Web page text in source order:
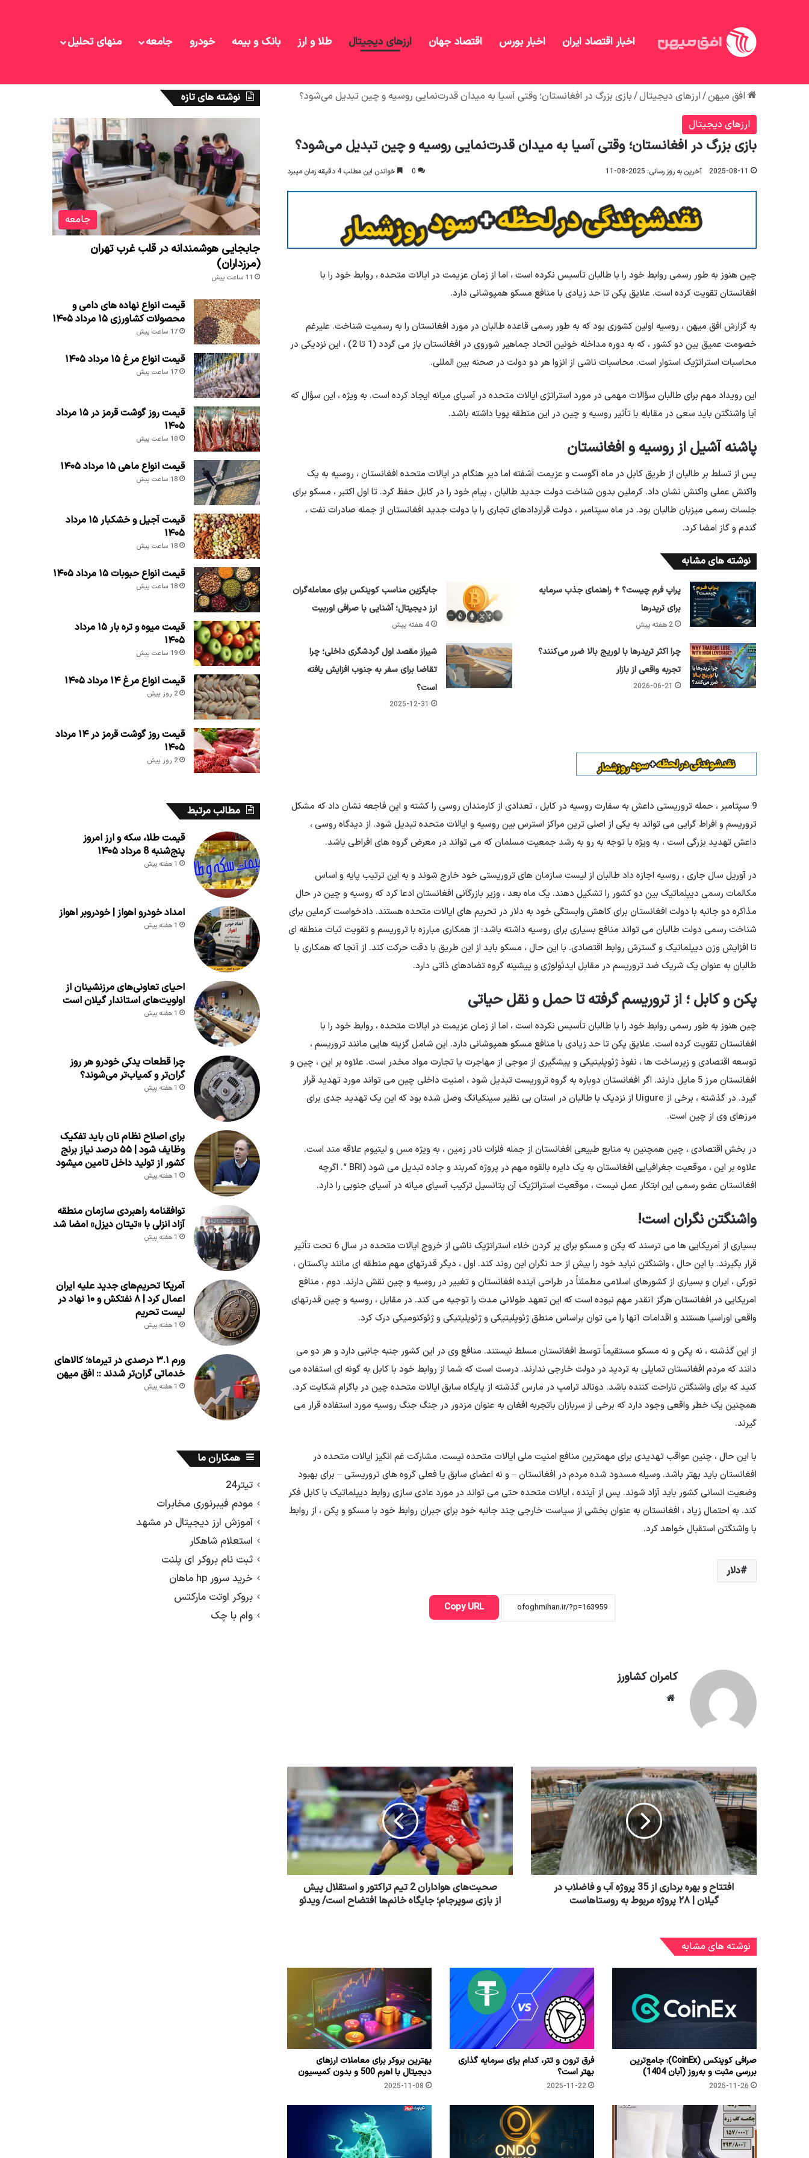
اخبار اقتصاد ایران اخبار بورس اقتصاد جهان ارزهای دیجیتال طلا و ارز بانک و بیمه خودرو جامعه منهای تحلیل
افق میهن/ارزهای دیجیتال/بازی بزرگ در افغانستان؛ وقتی آسیا به میدان قدرت‌نمایی روسیه و چین تبدیل می‌شود؟
ارزهای دیجیتال
بازی بزرگ در افغانستان؛ وقتی آسیا به میدان قدرت‌نمایی روسیه و چین تبدیل می‌شود؟
2025-08-11 آخرین به روز رسانی: 2025-08-11 0 خواندن این مطلب 4 دقیقه زمان میبرد
چین هنوز به طور رسمی روابط خود را با طالبان تأسیس نکرده است ، اما از زمان عزیمت در ایالات متحده ، روابط خود را با
افغانستان تقویت کرده است. علایق پکن تا حد زیادی با منافع مسکو همپوشانی دارد.
به گزارش افق میهن ، روسیه اولین کشوری بود که به طور رسمی قاعده طالبان در مورد افغانستان را به رسمیت شناخت. علیرغم
خصومت عمیق بین دو کشور ، که به دوره مداخله خونین اتحاد جماهیر شوروی در افغانستان باز می گردد (1 تا 2) ، این نزدیکی در
محاسبات استراتژیک استوار است. محاسبات ناشی از انزوا هر دو دولت در صحنه بین المللی.
این رویداد مهم برای طالبان سؤالات مهمی در مورد استراتژی ایالات متحده در آسیای میانه ایجاد کرده است. به ویژه ، این سؤال که
آیا واشنگتن باید سعی در مقابله با تأثیر روسیه و چین در این منطقه پویا داشته باشد.
پاشنه آشیل از روسیه و افغانستان
پس از تسلط بر طالبان از طریق کابل در ماه آگوست و عزیمت آشفته اما دیر هنگام در ایالات متحده افغانستان ، روسیه به یک
واکنش عملی واکنش نشان داد. کرملین بدون شناخت دولت جدید طالبان ، پیام خود را در کابل حفظ کرد. تا اول اکتبر ، مسکو برای
جلسات رسمی میزبان طالبان بود. در ماه سپتامبر ، دولت قراردادهای تجاری را با دولت جدید افغانستان از جمله صادرات نفت ،
گندم و گاز امضا کرد.
نوشته های مشابه
پراپ فرم چیست؟ + راهنمای جذب سرمایه
برای تریدرها
2 هفته پیش
جایگزین مناسب کوینکس برای معامله‌گران
ارز دیجیتال؛ آشنایی با صرافی اوربیت
4 هفته پیش
چرا اکثر تریدرها با لوریج بالا ضرر می‌کنند؟
تجربه واقعی از بازار
2026-06-21
شیراز مقصد اول گردشگری داخلی؛ چرا
تقاضا برای سفر به جنوب افزایش یافته
است؟
2025-12-31
9 سپتامبر ، حمله تروریستی داعش به سفارت روسیه در کابل ، تعدادی از کارمندان روسی را کشته و این فاجعه نشان داد که مشکل
تروریسم و افراط گرایی می تواند به یکی از اصلی ترین مراکز استرس بین روسیه و ایالات متحده تبدیل شود. از دیدگاه روسی ،
داعش تهدید بزرگی است ، به ویژه با توجه به رو به رشد جمعیت مسلمان که می تواند در معرض گروه های افراطی باشد.
در آوریل سال جاری ، روسیه اجازه داد طالبان از لیست سازمان های تروریستی خود خارج شوند و به این ترتیب پایه و اساس
مکالمات رسمی دیپلماتیک بین دو کشور را تشکیل دهند. یک ماه بعد ، وزیر بازرگانی افغانستان ادعا کرد که روسیه و چین در حال
مذاکره دو جانبه با دولت افغانستان برای کاهش وابستگی خود به دلار در تحریم های ایالات متحده هستند. دادخواست کرملین برای
شناخت رسمی دولت طالبان می تواند منافع بسیاری برای روسیه داشته باشد: از همکاری مبارزه با تروریسم و تقویت ثبات منطقه ای
تا افزایش وزن دیپلماتیک و گسترش روابط اقتصادی. با این حال ، مسکو باید از این طریق با دقت حرکت کند. از آنجا که همکاری با
طالبان به عنوان یک شریک ضد تروریسم در مقابل ایدئولوژی و پیشینه گروه تضادهای ذاتی دارد.
پکن و کابل ؛ از تروریسم گرفته تا حمل و نقل حیاتی
چین هنوز به طور رسمی روابط خود را با طالبان تأسیس نکرده است ، اما از زمان عزیمت در ایالات متحده ، روابط خود را با
افغانستان تقویت کرده است. علایق پکن تا حد زیادی با منافع مسکو همپوشانی دارد. این شامل گزینه هایی مانند تروریسم ،
توسعه اقتصادی و زیرساخت ها ، نفوذ ژئوپلیتیکی و پیشگیری از موجی از مهاجرت یا تجارت مواد مخدر است. علاوه بر این ، چین و
افغانستان مرز 5 مایل دارند. اگر افغانستان دوباره به گروه تروریست تبدیل شود ، امنیت داخلی چین می تواند مورد تهدید قرار
گیرد. در گذشته ، برخی از Uigure از نزدیک با طالبان در استان بی نظیر سینکیانگ وصل شده بود که این یک تهدید جدی برای
مرزهای وی از چین است.
در بخش اقتصادی ، چین همچنین به منابع طبیعی افغانستان از جمله فلزات نادر زمین ، به ویژه مس و لیتیوم علاقه مند است.
علاوه بر این ، موقعیت جغرافیایی افغانستان به یک دایره بالقوه مهم در پروژه کمربند و جاده تبدیل می شود (BRI “. اگرچه
افغانستان عضو رسمی این ابتکار عمل نیست ، موقعیت استراتژیک آن پتانسیل ترکیب آسیای میانه در آسیای جنوبی را دارد.
واشنگتن نگران است!
بسیاری از آمریکایی ها می ترسند که پکن و مسکو برای پر کردن خلاء استراتژیک ناشی از خروج ایالات متحده در سال 6 تحت تأثیر
قرار بگیرند. با این حال ، واشنگتن نباید خود را بیش از حد نگران این روند کند. اول ، دیگر قدرتهای مهم منطقه ای مانند پاکستان ،
تورکی ، ایران و بسیاری از کشورهای اسلامی مطمئناً در طراحی آینده افغانستان و تغییر در روسیه و چین نقش دارند. دوم ، منافع
آمریکایی در افغانستان هرگز آنقدر مهم نبوده است که این تعهد طولانی مدت را توجیه می کند. در مقابل ، روسیه و چین قدرتهای
واقعی اوراسیا هستند و اقدامات آنها را می توان براساس منطق ژئوپلیتیکی و ژئوپلیتیکی و ژئوکنومیکی درک کرد.
از این گذشته ، نه پکن و نه مسکو مستقیماً توسط افغانستان مسلط نیستند. منافع وی در این کشور جنبه جانبی دارد و هر دو می
دانند که مردم افغانستان تمایلی به تردید در دولت خارجی ندارند. درست است که شما از روابط خود با کابل به گونه ای استفاده می
کنید که برای واشنگتن ناراحت کننده باشد. دونالد ترامپ در مارس گذشته از پایگاه سابق ایالات متحده چین در باگرام شکایت کرد.
همچنین یک خطر واقعی وجود دارد که برخی از سربازان باتجربه افغان به عنوان مزدور در جنگ جنگ روسیه مورد استفاده قرار می
گیرند.
با این حال ، چنین عواقب تهدیدی برای مهمترین منافع امنیت ملی ایالات متحده نیست. مشارکت غم انگیز ایالات متحده در
افغانستان باید بهتر باشد. وسیله مسدود شده مردم در افغانستان – و نه اعضای سابق یا فعلی گروه های تروریستی – برای بهبود
وضعیت انسانی کشور باید آزاد شوند. پس از آینده ، ایالات متحده حتی می تواند در مورد عادی سازی روابط دیپلماتیک با کابل فکر
کند. به احتمال زیاد ، افغانستان به عنوان بخشی از سیاست خارجی چند جانبه خود برای جبران روابط خود با مسکو و پکن ، از روابط
با واشنگتن استقبال خواهد کرد.
دلار
Copy URL
کامران کشاورز
افتتاح و بهره برداری از 35 پروژه آب و فاضلاب در
گیلان | ۲۸ پروژه مربوط به روستاهاست
صحبت‌های هواداران 2 تیم تراکتور و استقلال پیش
از بازی سوپرجام؛ جایگاه خانم‌ها افتضاح است/ ویدئو
نوشته های مشابه
صرافی کوینکس (CoinEx): جامع‌ترین
بررسی مثبت و به‌روز (آبان 1404)
2025-11-26
فرق ترون و تتر، کدام برای سرمایه گذاری
بهتر است؟
2025-11-22
بهترین بروکر برای معاملات ارزهای
دیجیتال با اهرم 500 و بدون کمیسیون
2025-11-08
نوشته های تازه
جامعه
جابجایی هوشمندانه در قلب غرب تهران
(مرزداران)
11 ساعت پیش
قیمت انواع نهاده های دامی و
محصولات کشاورزی ۱۵ مرداد ۱۴۰۵
17 ساعت پیش
قیمت انواع مرغ ۱۵ مرداد ۱۴۰۵
17 ساعت پیش
قیمت روز گوشت قرمز در ۱۵ مرداد
۱۴۰۵
18 ساعت پیش
قیمت انواع ماهی ۱۵ مرداد ۱۴۰۵
18 ساعت پیش
قیمت آجیل و خشکبار ۱۵ مرداد
۱۴۰۵
18 ساعت پیش
قیمت انواع حبوبات ۱۵ مرداد ۱۴۰۵
18 ساعت پیش
قیمت میوه و تره بار ۱۵ مرداد
۱۴۰۵
19 ساعت پیش
قیمت انواع مرغ ۱۴ مرداد ۱۴۰۵
2 روز پیش
قیمت روز گوشت قرمز در ۱۴ مرداد
۱۴۰۵
2 روز پیش
مطالب مرتبط
قیمت طلا، سکه و ارز امروز
پنج‌شنبه 8 مرداد ۱۴۰۵
1 هفته پیش
امداد خودرو اهواز | خودروبر اهواز
1 هفته پیش
احیای تعاونی‌های مرزنشینان از
اولویت‌های استاندار گیلان است
1 هفته پیش
چرا قطعات یدکی خودرو هر روز
گران‌تر و کمیاب‌تر می‌شوند؟
1 هفته پیش
برای اصلاح نظام نان باید تفکیک
وظایف شود | ۵۵ درصد نیاز برنج
کشور از تولید داخل تامین میشود
1 هفته پیش
توافقنامه راهبردی سازمان منطقه
آزاد انزلی با «تیتان دیزل» امضا شد
1 هفته پیش
آمریکا تحریم‌های جدید علیه ایران
اعمال کرد | ۸ نفتکش و ۱۰ نهاد در
لیست تحریم
1 هفته پیش
ورم ۳.۱ درصدی در تیرماه؛ کالاهای
خدماتی گران‌تر شدند :: افق میهن
1 هفته پیش
همکاران ما
تیتر24
مودم فیبرنوری مخابرات
آموزش ارز دیجیتال در مشهد
استعلام شاهکار
ثبت نام بروکر ای پلنت
خرید سرور hp ماهان
بروکر اوتت مارکتس
وام با چک